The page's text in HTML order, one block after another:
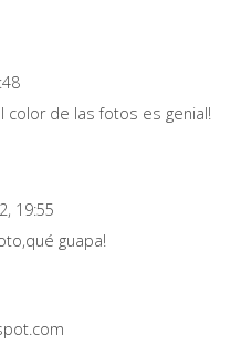
color de las fotos es genial!
19:55
guapa!